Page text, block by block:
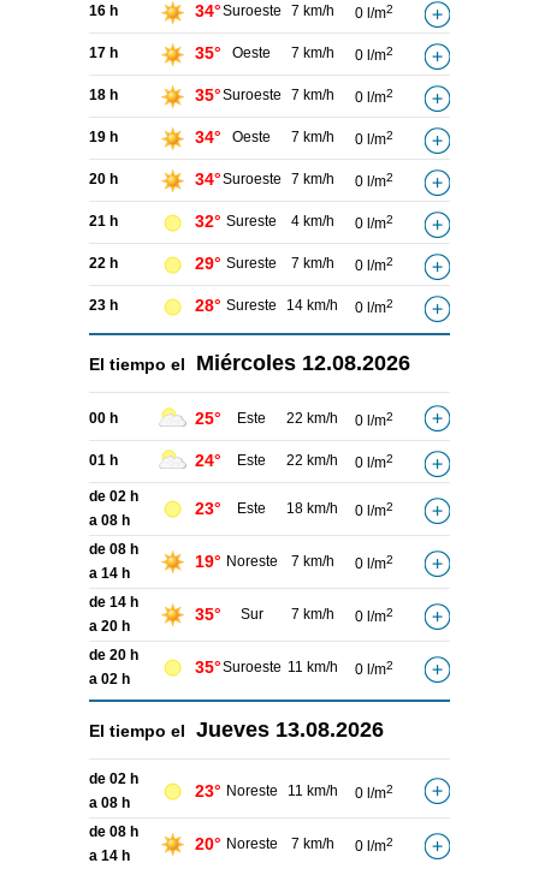
16 h 34°Suroeste 7 km/h 0 l/m2
17 h 35° Oeste 7 km/h 0 l/m2
18 h 35°Suroeste 7 km/h 0 l/m2
19 h 34° Oeste 7 km/h 0 l/m2
20 h 34°Suroeste 7 km/h 0 l/m2
21 h 32° Sureste 4 km/h 0 l/m2
22 h 29° Sureste 7 km/h 0 l/m2
23 h 28° Sureste 14 km/h 0 l/m2
El tiempo el Miércoles 12.08.2026
00 h 25° Este 22 km/h 0 l/m2
01 h 24° Este 22 km/h 0 l/m2
de 02 h
a 08 h
23° Este 18 km/h 0 l/m2
de 08 h
a 14 h
19° Noreste 7 km/h 0 l/m2
de 14 h
a 20 h
35° Sur 7 km/h 0 l/m2
de 20 h
a 02 h
35°Suroeste 11 km/h 0 l/m2
El tiempo el Jueves 13.08.2026
de 02 h
a 08 h
23° Noreste 11 km/h 0 l/m2
de 08 h
a 14 h
20° Noreste 7 km/h 0 l/m2